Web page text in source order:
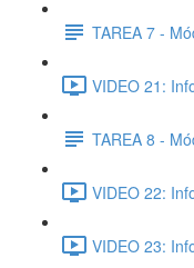
TAREA 7 -
VIDEO 21:
TAREA 8 -
VIDEO 22:
VIDEO 23: